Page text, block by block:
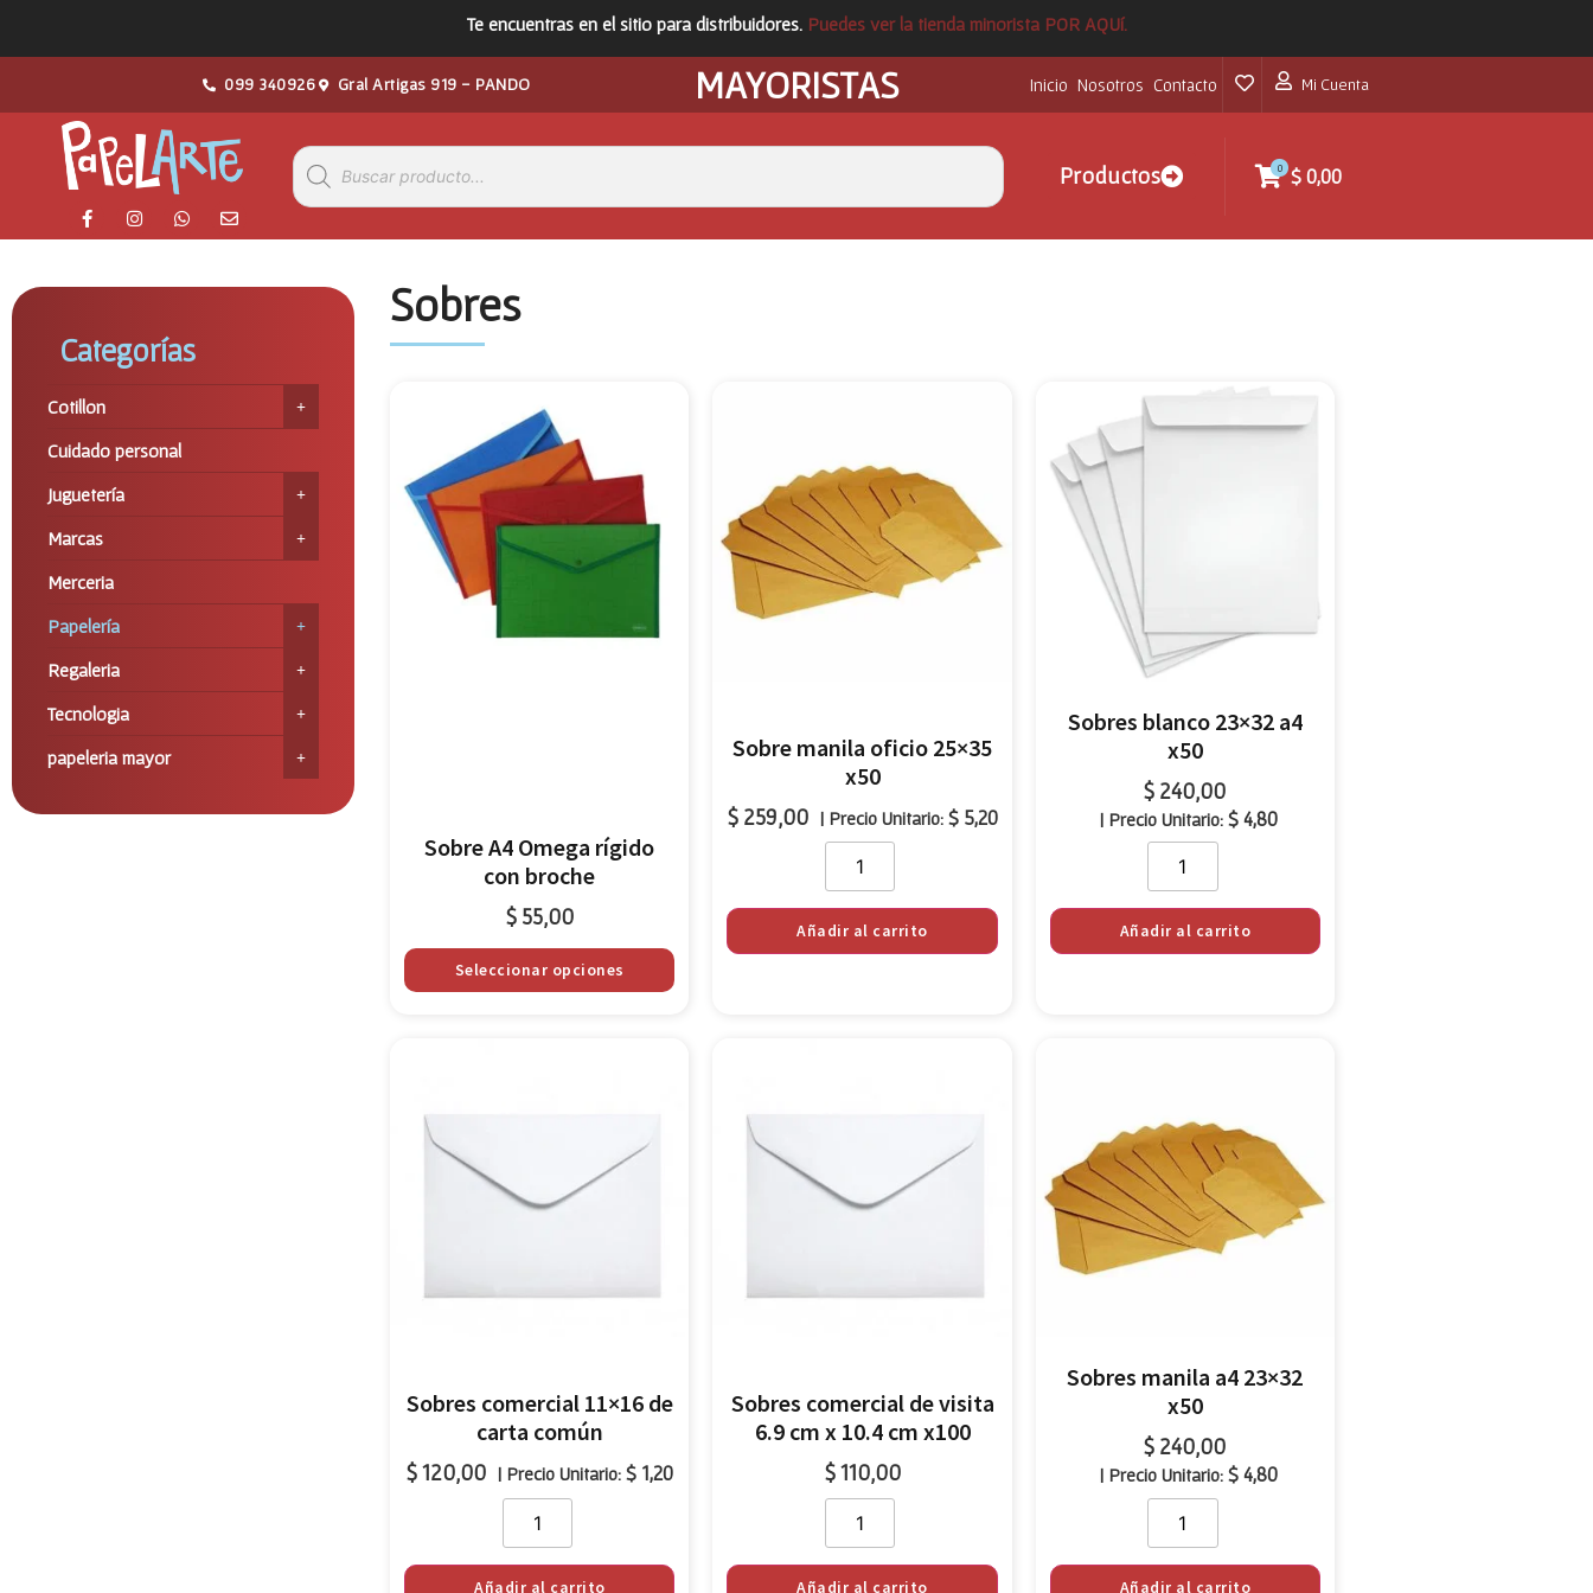
Te encuentras en el sitio para distribuidores. Puedes ver la tienda minorista POR AQUí.
099 340926 Gral Artigas 919 - PANDO MAYORISTAS Inicio Nosotros Contacto Mi Cuenta
Productos $ 0,00
0
Categorías
Cotillon
Cuidado personal
Juguetería
Marcas
Merceria
Papelería
Regaleria
Tecnologia
papeleria mayor
Sobres
Sobre A4 Omega rígido
con broche
$55,00
Seleccionar opciones
Sobre manila oficio 25×35
x50
$259,00 | Precio Unitario: $5,20
Añadir al carrito
Sobres blanco 23×32 a4
x50
$ 240,00
| Precio Unitario: $4,80
Añadir al carrito
Sobres comercial 11×16 de
carta común
$120,00 | Precio Unitario: $1,20
Añadir al carrito
Sobres comercial de visita
6.9 cm x 10.4 cm x100
$110,00
Añadir al carrito
Sobres manila a4 23×32
x50
$ 240,00
| Precio Unitario: $4,80
Añadir al carrito